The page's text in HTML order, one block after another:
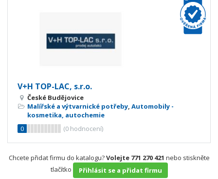
V+H TOP-LAC, s.r.o.
České Budějovice
Malířské a výtvarnické potřeby, Automobily -
kosmetika, autochemie
0
(0 hodnocení)
Chcete přidat firmu do katalogu?Volejte 771 270 421 nebo stiskněte
tlačítko
Přihlásit se a přidat firmu